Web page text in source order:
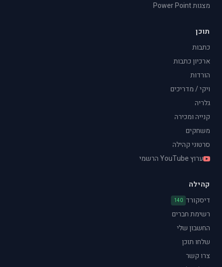
מצגות Power Point
תוכן
כתבות
ארכיון כתבות
הורדות
ויקי / מדריכים
גלריה
קנייה ומכירה
משחקים
סרטוני קהילה
ערוץ YouTube הרשמי
קהילה
דיסקורד 140
רשימת חברים
החשבון שלי
שלחו תוכן
צרו קשר